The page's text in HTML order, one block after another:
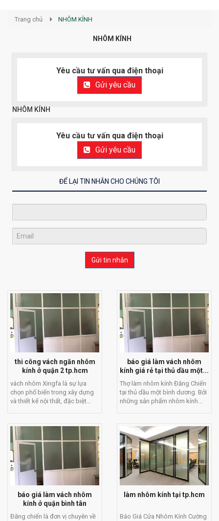
Trang chủ NHÔM KÍNH
NHÔM KÍNH
Yêu cầu tư vấn qua điện thoại
Gửi yêu cầu
NHÔM KÍNH
Yêu cầu tư vấn qua điện thoại
Gửi yêu cầu
ĐỂ LẠI TIN NHẮN CHO CHÚNG TÔI
Gửi tin nhắn
thi công vách ngăn nhôm
kính ở quận 2 tp.hcm
vách nhôm Xingfa là sự lựa
chọn phổ biến trong xây dựng
và thiết kế nội thất, đặc biệt...
báo giá làm vách nhôm
kính giá rẻ tại thủ dầu một...
Thợ làm nhôm kính Đăng Chiến
tại thủ dầu một bình dương. Bởi
những sản phẩm nhôm kính...
báo giá làm vách nhôm
kính ở quận bình tân
Đăng chiến là đơn vị chuyên về
làm nhôm kính tại tp.hcm
Báo Giá Cửa Nhôm Kính Cường